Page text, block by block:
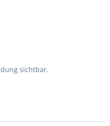
sichtbar.